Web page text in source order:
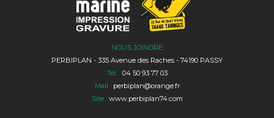
NOUS JOINDRE
PERBIPLAN - 335 Avenue des Raches - 74190 PASSY
Tél. :04 50 93 77 03
Mail :perbiplan@orange.fr
Site :www.perbiplan74.com